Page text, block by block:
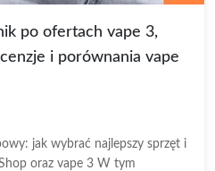
po ofertach vape 3,
i porównania vape
jak wybrać najlepszy sprzęt i
oraz vape 3 W tym